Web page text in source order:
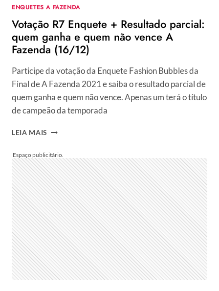
ENQUETES A FAZENDA
Votação R7 Enquete + Resultado parcial:
quem ganha e quem não vence A
Fazenda (16/12)
Participe da votação da Enquete Fashion Bubbles da
Final de A Fazenda 2021 e saiba o resultado parcial de
quem ganha e quem não vence. Apenas um terá o título
de campeão da temporada
LEIA MAIS VOTAÇÃO
+
RESULTADO
PARCIAL:
QUEM
GANHA
E
QUEM
NÃO
VENCE
A
FAZENDA
(16/12)